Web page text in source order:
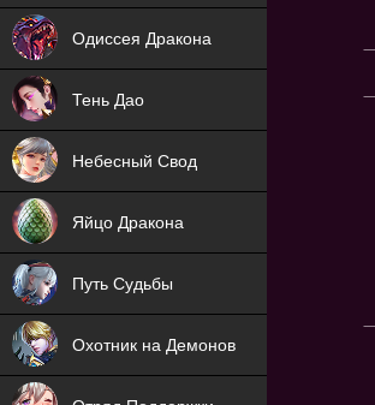
Одиссея Дракона
NEW
Тень Дао
NEW
Небесный Свод
NEW
Яйцо Дракона
NEW
Путь Судьбы
NEW
Охотник на Демонов
ХИТ
ХИТ